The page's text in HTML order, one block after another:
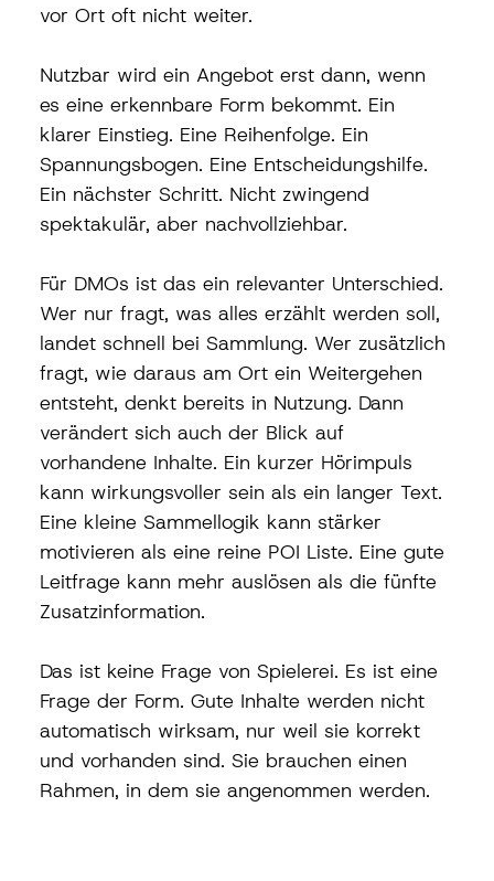
vor Ort oft nicht weiter.
Nutzbar wird ein Angebot erst dann, wenn
es eine erkennbare Form bekommt. Ein
klarer Einstieg. Eine Reihenfolge. Ein
Spannungsbogen. Eine Entscheidungshilfe.
Ein nächster Schritt. Nicht zwingend
spektakulär, aber nachvollziehbar.
Für DMOs ist das ein relevanter Unterschied.
Wer nur fragt, was alles erzählt werden soll,
landet schnell bei Sammlung. Wer zusätzlich
fragt, wie daraus am Ort ein Weitergehen
entsteht, denkt bereits in Nutzung. Dann
verändert sich auch der Blick auf
vorhandene Inhalte. Ein kurzer Hörimpuls
kann wirkungsvoller sein als ein langer Text.
Eine kleine Sammellogik kann stärker
motivieren als eine reine POI Liste. Eine gute
Leitfrage kann mehr auslösen als die fünfte
Zusatzinformation.
Das ist keine Frage von Spielerei. Es ist eine
Frage der Form. Gute Inhalte werden nicht
automatisch wirksam, nur weil sie korrekt
und vorhanden sind. Sie brauchen einen
Rahmen, in dem sie angenommen werden.